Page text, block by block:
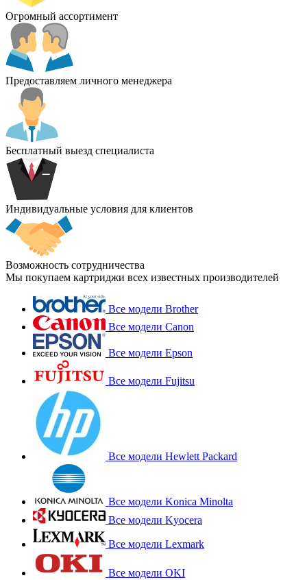
Огромный ассортимент
Предоставляем личного менеджера
Бесплатный выезд специалиста
Индивидуальные условия для клиентов
Возможность сотрудничества
Мы покупаем картриджи всех известных производителей
Все модели Brother
Все модели Canon
Все модели Epson
Все модели Fujitsu
Все модели Hewlett Packard
Все модели Konica Minolta
Все модели Kyocera
Все модели Lexmark
Все модели OKI